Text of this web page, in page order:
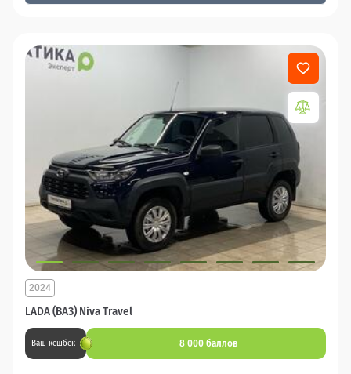
LADA (ВАЗ) Niva Travel
2024
Ваш кешбек 8 000 баллов